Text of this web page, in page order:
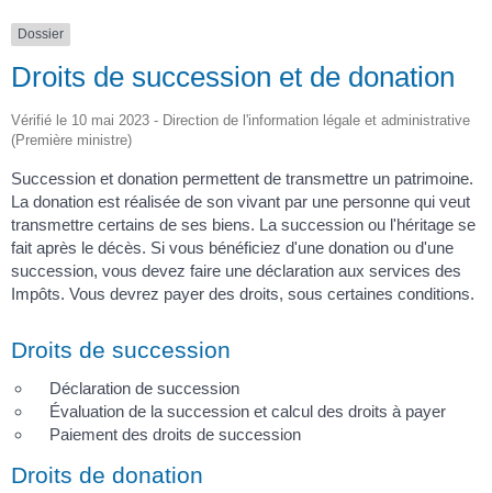
Dossier
Droits de succession et de donation
Vérifié le 10 mai 2023 - Direction de l'information légale et administrative
(Première ministre)
Succession et donation permettent de transmettre un patrimoine.
La donation est réalisée de son vivant par une personne qui veut
transmettre certains de ses biens. La succession ou l'héritage se
fait après le décès. Si vous bénéficiez d'une donation ou d'une
succession, vous devez faire une déclaration aux services des
Impôts. Vous devrez payer des droits, sous certaines conditions.
Droits de succession
Déclaration de succession
Évaluation de la succession et calcul des droits à payer
Paiement des droits de succession
Droits de donation